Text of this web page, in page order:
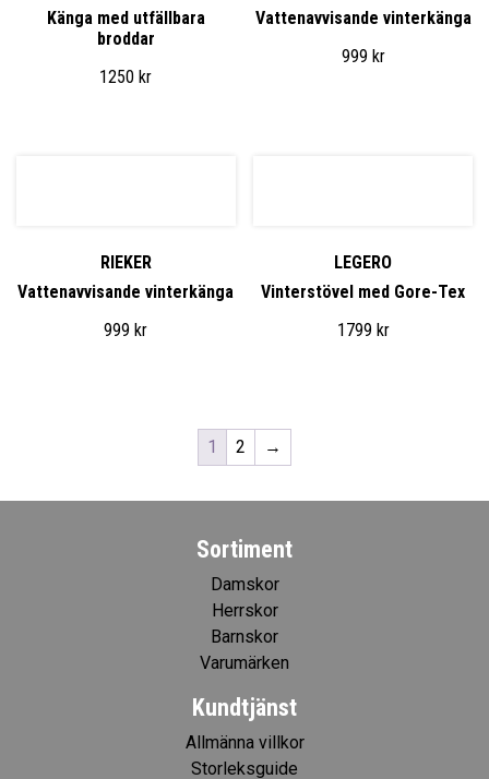
Känga med utfällbara
broddar
1250kr
Vattenavvisande vinterkänga
999 kr
RIEKER
Vattenavvisande vinterkänga
999 kr
LEGERO
Vinterstövel med Gore-Tex
1799 kr
1 2 →
Sortiment
Damskor
Herrskor
Barnskor
Varumärken
Kundtjänst
Allmänna villkor
Storleksguide